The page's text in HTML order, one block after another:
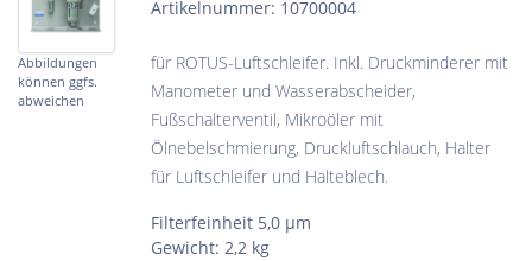
Abbildungen
können ggfs.
abweichen
Artikelnummer: 10700004
für ROTUS-Luftschleifer. Inkl. Druckminderer mit
Manometer und Wasserabscheider,
Fußschalterventil, Mikroöler mit
Ölnebelschmierung, Druckluftschlauch, Halter
für Luftschleifer und Halteblech.
Filterfeinheit 5,0 µm
Gewicht: 2,2 kg